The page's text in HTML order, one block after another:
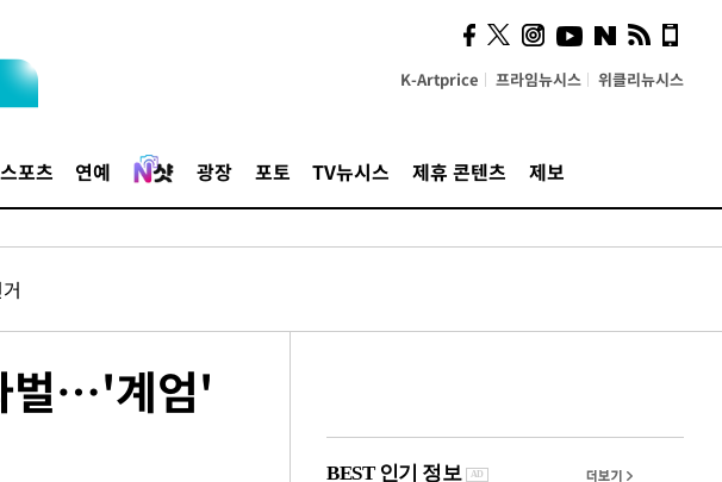
K-Artprice 프라임뉴시스 위클리뉴시스
스포츠 연예 광장 포토 TV뉴시스 제휴 콘텐츠 제보
벌…'계엄'
의견, 국토부·LH에 충실히
전달할 것"